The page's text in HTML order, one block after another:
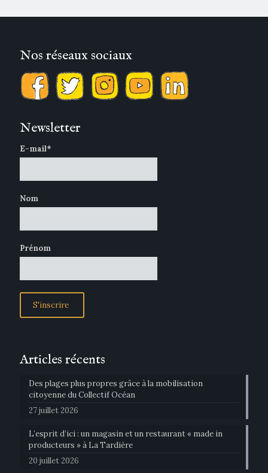
Nos réseaux sociaux
Newsletter
E-mail*
Nom
Prénom
Articles récents
Des plages plus propres grâce à la mobilisation
citoyenne du Collectif Océan
27 juillet 2026
L’esprit d’ici : un magasin et un restaurant « made in
producteurs » à La Tardière
20 juillet 2026